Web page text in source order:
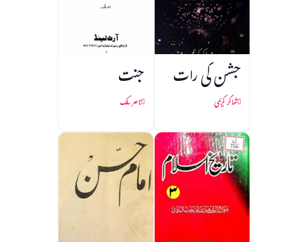
جشن کی رات
شاکر کریمی
جنت
ناصر ملک